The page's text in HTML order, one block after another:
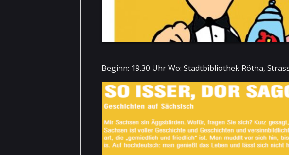
Beginn: 19.30 Uhr Wo: Stadtbibliothek Rötha,